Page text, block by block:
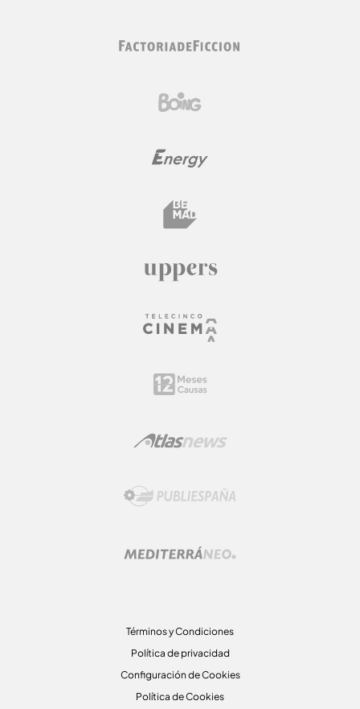
Términos y Condiciones
Política de privacidad
Configuración de Cookies
Política de Cookies